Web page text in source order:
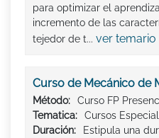
para optimizar el
incremento de las
tejedor de t... ver temario
Curso de Mecánico de
Método:
Curso FP
Tematica:
Cursos
Duración:
Estipula una